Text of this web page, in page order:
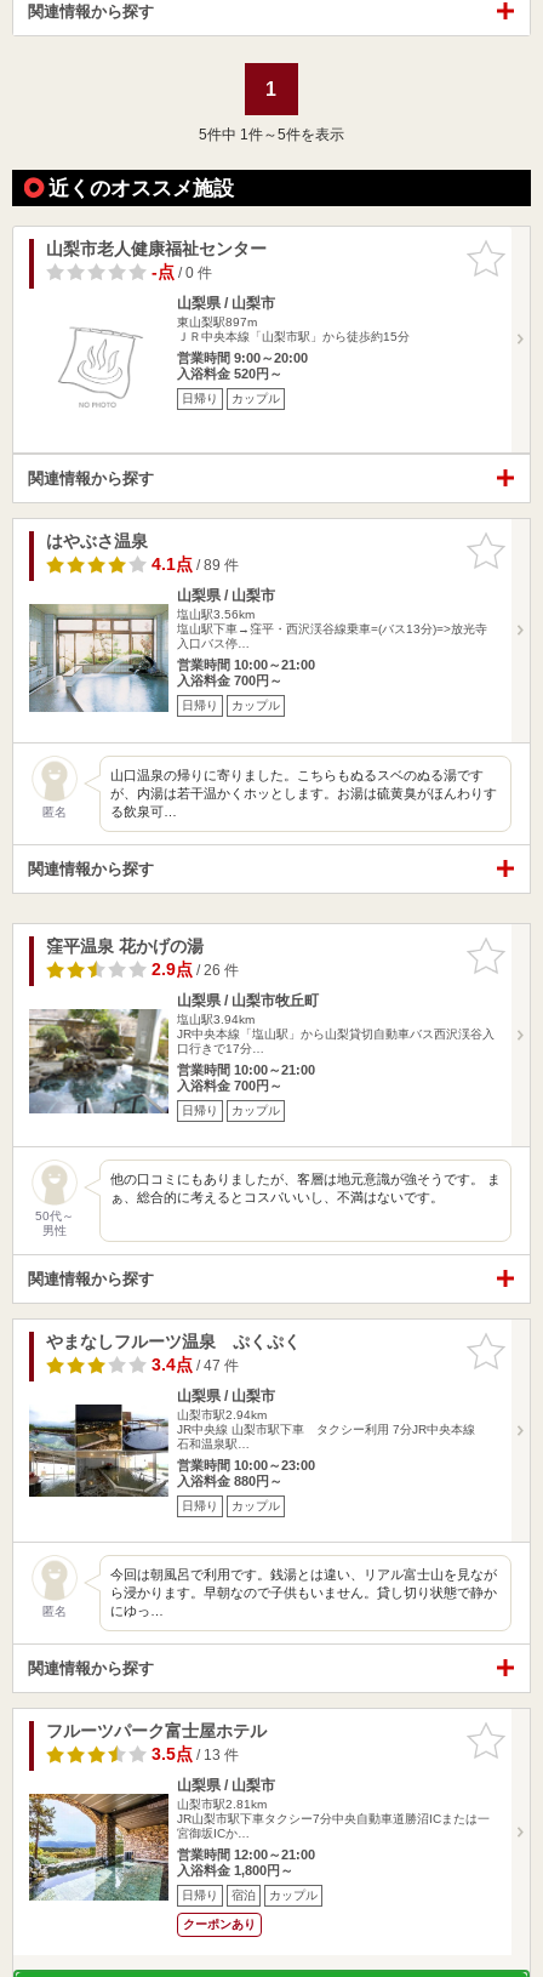
関連情報から探す
1
5件中 1件～5件を表示
近くのオススメ施設
お気に入
りに追加
山梨市老人健康福祉センター
-点/ 0 件
山梨県 / 山梨市
東山梨駅897m
ＪＲ中央本線「山梨市駅」から徒歩約15分
営業時間 9:00～20:00
入浴料金 520円～
日帰り カップル
関連情報から探す
お気に入
りに追加
はやぶさ温泉
4.1点/ 89 件
山梨県 / 山梨市
塩山駅3.56km
塩山駅下車→窪平・西沢渓谷線乗車=(バス13分)=>放光寺
入口バス停…
営業時間 10:00～21:00
入浴料金 700円～
日帰り カップル
匿名
山口温泉の帰りに寄りました。こちらもぬるスベのぬる湯です
が、内湯は若干温かくホッとします。お湯は硫黄臭がほんわりす
る飲泉可…
関連情報から探す
お気に入
りに追加
窪平温泉 花かげの湯
2.9点/ 26 件
山梨県 / 山梨市牧丘町
塩山駅3.94km
JR中央本線「塩山駅」から山梨貸切自動車バス西沢渓谷入
口行きで17分…
営業時間 10:00～21:00
入浴料金 700円～
日帰り カップル
50代～
男性
他の口コミにもありましたが、客層は地元意識が強そうです。 ま
ぁ、総合的に考えるとコスパいいし、不満はないです。
関連情報から探す
お気に入
りに追加
やまなしフルーツ温泉 ぷくぷく
3.4点/ 47 件
山梨県 / 山梨市
山梨市駅2.94km
JR中央線 山梨市駅下車 タクシー利用 7分JR中央本線
石和温泉駅…
営業時間 10:00～23:00
入浴料金 880円～
日帰り カップル
匿名
今回は朝風呂で利用です。銭湯とは違い、リアル富士山を見なが
ら浸かります。早朝なので子供もいません。貸し切り状態で静か
にゆっ…
関連情報から探す
お気に入
りに追加
フルーツパーク富士屋ホテル
3.5点/ 13 件
山梨県 / 山梨市
山梨市駅2.81km
JR山梨市駅下車タクシー7分中央自動車道勝沼ICまたは一
宮御坂ICか…
営業時間 12:00～21:00
入浴料金 1,800円～
日帰り 宿泊 カップル
クーポンあり